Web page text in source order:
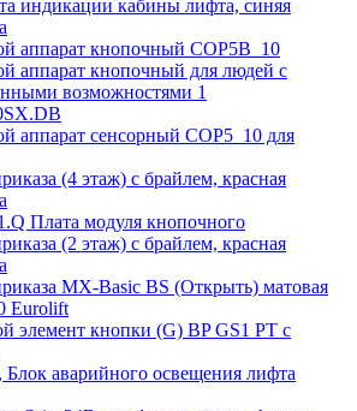
индикации кабины лифта, синяя
аппарат кнопочный COP5B_10
аппарат кнопочный для людей с
возможностями 1
аппарат сенсорный COP5_10 для
(4 этаж) с брайлем, красная
Плата модуля кнопочного
(2 этаж) с брайлем, красная
MX-Basic BS (Открыть) матовая
Eurolift
элемент кнопки (G) BP GS1 PT с
Блок аварийного освещения лифта